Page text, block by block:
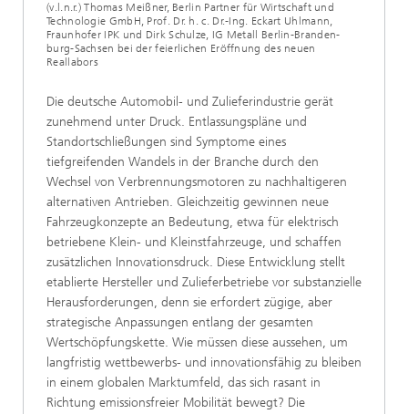
(v.l.n.r.) Thomas Meißner, Berlin Partner für Wirtschaft und
Technologie GmbH, Prof. Dr. h. c. Dr.-Ing. Eckart Uhlmann,
Fraunhofer IPK und Dirk Schulze, IG Metall Berlin-Branden­
burg-Sachsen bei der feierlichen Eröffnung des neuen
Reallabors
Die deutsche Automobil- und Zulieferindustrie gerät
zunehmend unter Druck. Entlassungspläne und
Standortschließungen sind Symptome eines
tiefgreifenden Wandels in der Branche durch den
Wechsel von Verbrennungsmotoren zu nachhaltigeren
alternativen Antrieben. Gleichzeitig gewinnen neue
Fahrzeugkonzepte an Bedeutung, etwa für elektrisch
betriebene Klein- und Kleinstfahrzeuge, und schaffen
zusätzlichen Innova­tionsdruck. Diese Entwicklung stellt
etablierte Hersteller und Zulieferbetriebe vor substanzielle
Herausforderungen, denn sie erfordert zügige, aber
strategische Anpassungen entlang der gesamten
Wertschöpfungskette. Wie müssen diese aussehen, um
langfristig wettbewerbs- und innovationsfähig zu bleiben
in einem globalen Marktumfeld, das sich rasant in
Richtung emissionsfreier Mobilität bewegt? Die